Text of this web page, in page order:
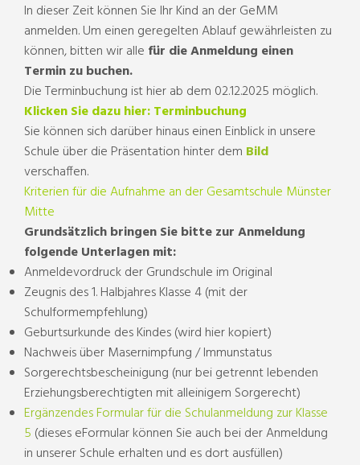
In dieser Zeit können Sie Ihr Kind an der GeMM
anmelden. Um einen geregelten Ablauf gewährleisten zu
können, bitten wir alle für die Anmeldung einen
Termin zu buchen.
Die Terminbuchung ist hier ab dem 02.12.2025 möglich.
Klicken Sie dazu hier: Terminbuchung
Sie können sich darüber hinaus einen Einblick in unsere
Schule über die Präsentation hinter dem Bild
verschaffen.
Kriterien für die Aufnahme an der Gesamtschule Münster
Mitte
Grundsätzlich bringen Sie bitte zur Anmeldung
folgende Unterlagen mit:
Anmeldevordruck der Grundschule im Original
Zeugnis des 1. Halbjahres Klasse 4 (mit der
Schulformempfehlung)
Geburtsurkunde des Kindes (wird hier kopiert)
Nachweis über Masernimpfung / Immunstatus
Sorgerechtsbescheinigung (nur bei getrennt lebenden
Erziehungsberechtigten mit alleinigem Sorgerecht)
Ergänzendes Formular für die Schulanmeldung zur Klasse
5 (dieses eFormular können Sie auch bei der Anmeldung
in unserer Schule erhalten und es dort ausfüllen)